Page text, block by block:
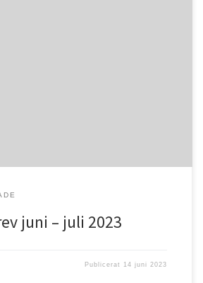
juni – juli 2023
Publicerat 14 juni 2023